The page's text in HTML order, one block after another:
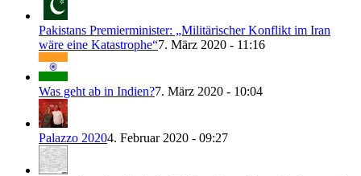
Pakistans Premierminister: „Militärischer Konflikt im Iran
wäre eine Katastrophe“7. März 2020 - 11:16
Was geht ab in Indien?7. März 2020 - 10:04
Palazzo 20204. Februar 2020 - 09:27